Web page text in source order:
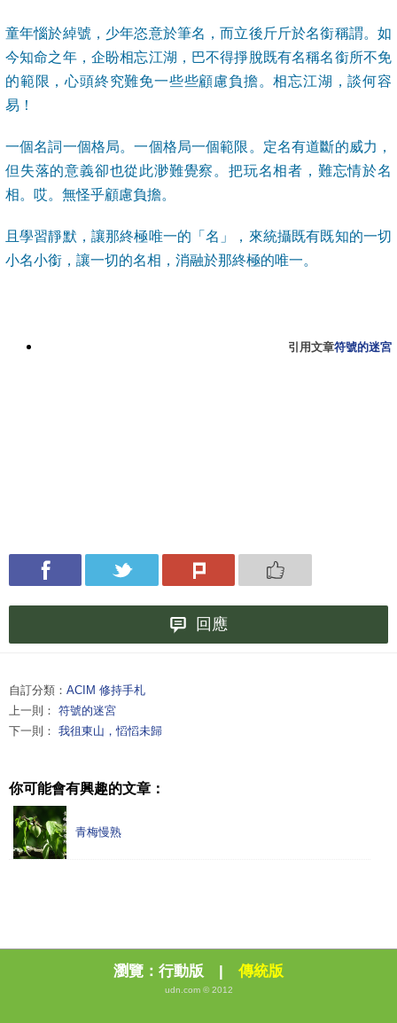
童年惱於綽號，少年恣意於筆名，而立後斤斤於名銜稱謂。如
今知命之年，企盼相忘江湖，巴不得掙脫既有名稱名銜所不免
的範限，心頭終究難免一些些顧慮負擔。相忘江湖，談何容
易！
一個名詞一個格局。一個格局一個範限。定名有道斷的威力，
但失落的意義卻也從此渺難覺察。把玩名相者，難忘情於名
相。哎。無怪乎顧慮負擔。
且學習靜默，讓那終極唯一的「名」，來統攝既有既知的一切
小名小銜，讓一切的名相，消融於那終極的唯一。
引用文章符號的迷宮
回應
自訂分類： ACIM 修持手札
上一則： 符號的迷宮
下一則： 我徂東山，慆慆未歸
你可能會有興趣的文章：
青梅慢熟
瀏覽： 行動版 | 傳統版
udn.com © 2012